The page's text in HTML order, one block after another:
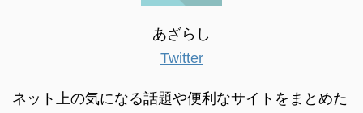
あざらし
Twitter
ネット上の気になる話題や便利なサイトをまとめた